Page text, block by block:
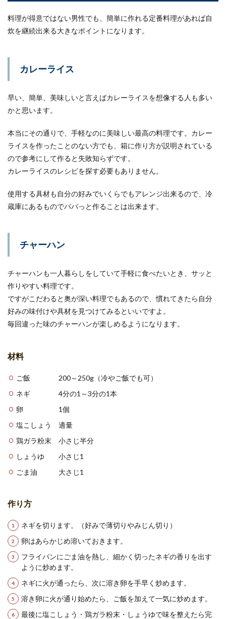
料理が得意ではない男性でも、簡単に作れる定番料理があれば自
炊を継続出来る大きなポイントになります。
カレーライス
早い、簡単、美味しいと言えばカレーライスを想像する人も多い
かと思います。
本当にその通りで、手軽なのに美味しい最高の料理です。カレー
ライスを作ったことのない方でも、箱に作り方が説明されている
ので参考にして作ると失敗知らずです。
カレーライスのレシピを探す必要もありません。
使用する具材も自分の好みでいくらでもアレンジ出来るので、冷
蔵庫にあるものでパパっと作ることは出来ます。
チャーハン
チャーハンも一人暮らしをしていて手軽に食べたいとき、サッと
作りやすい料理です。
ですがこだわると奥が深い料理でもあるので、慣れてきたら自分
好みの味付けや具材を見つけてみるといいですよ。
毎回違った味のチャーハンが楽しめるようになります。
材料
ご飯 200～250g（冷やご飯でも可）
ネギ 4分の1～3分の1本
卵 1個
塩こしょう 適量
鶏ガラ粉末 小さじ半分
しょうゆ 小さじ1
ごま油 大さじ1
作り方
ネギを切ります。（好みで薄切りやみじん切り）
卵はあらかじめ溶いておきます。
フライパンにごま油を熱し、細かく切ったネギの香りを出す
ように炒めます。
ネギに火が通ったら、次に溶き卵を手早く炒めます。
溶き卵に火が通り始めたら、ご飯を加えて一気に炒めます。
最後に塩こしょう・鶏ガラ粉末・しょうゆで味を整えたら完